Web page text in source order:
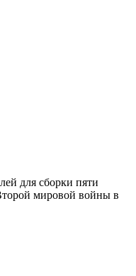
для сборки пяти
мировой войны в